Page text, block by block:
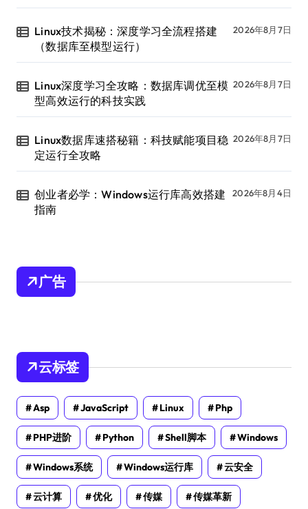
Linux技术揭秘：深度学习全流程搭建
（数据库至模型运行）
2026年8月7日
Linux深度学习全攻略：数据库调优至模
型高效运行的科技实践
2026年8月7日
Linux数据库速搭秘籍：科技赋能项目稳
定运行全攻略
2026年8月7日
创业者必学：Windows运行库高效搭建
指南
2026年8月4日
广告
云标签
Asp JavaScript Linux Php
PHP进阶 Python Shell脚本 Windows
Windows系统 Windows运行库 云安全
云计算 优化 传媒 传媒革新